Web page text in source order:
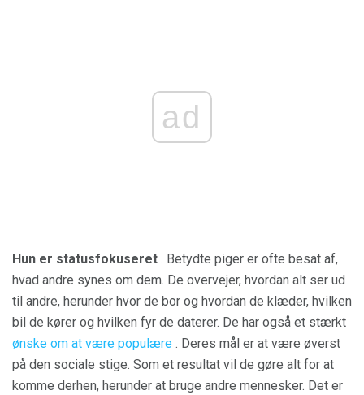
ad
Hun er statusfokuseret . Betydte piger er ofte besat af,
hvad andre synes om dem. De overvejer, hvordan alt ser ud
til andre, herunder hvor de bor og hvordan de klæder, hvilken
bil de kører og hvilken fyr de daterer. De har også et stærkt
ønske om at være populære . Deres mål er at være øverst
på den sociale stige. Som et resultat vil de gøre alt for at
komme derhen, herunder at bruge andre mennesker. Det er